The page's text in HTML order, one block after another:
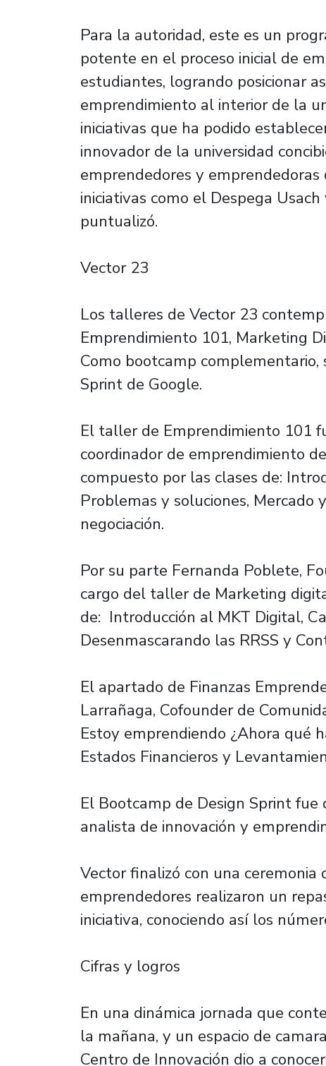
Para la autoridad, este es un
potente en el proceso inicial de
estudiantes, logrando posicionar
emprendimiento al interior de la
iniciativas que ha podido
innovador de la universidad
emprendedores y
iniciativas como el Despega
puntualizó.
Vector 23
Los talleres de Vector 23
Emprendimiento 101, Marketing
Como bootcamp
Sprint de Google.
El taller de Emprendimiento 101
coordinador de emprendimiento
compuesto por las clases de:
Problemas y soluciones, Mercado
negociación.
Por su parte Fernanda Poblete,
cargo del taller de Marketing
de: Introducción al MKT Digital,
Desenmascarando las RRSS y
El apartado de Finanzas
Larrañaga, Cofounder de
Estoy emprendiendo ¿Ahora qué
Estados Financieros y
El Bootcamp de Design Sprint
analista de innovación y
Vector finalizó con una ceremonia
emprendedores realizaron un
iniciativa, conociendo así los
Cifras y logros
En una dinámica jornada que
la mañana, y un espacio de
Centro de Innovación dio a